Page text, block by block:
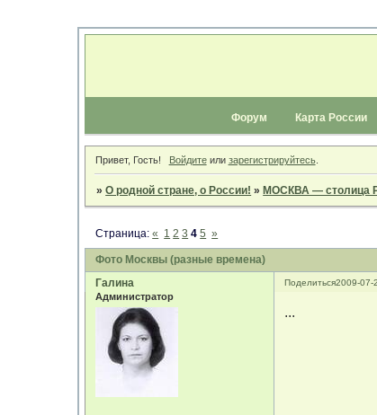
Форум Карта России
Привет, Гость! Войдитеили зарегистрируйтесь.
»О родной стране, о России! »МОСКВА — столица
Фото Москвы (разные времена)
Страница:« 1 2 3 4 5 »
Поделиться2009-07-
Галина
Администратор
...